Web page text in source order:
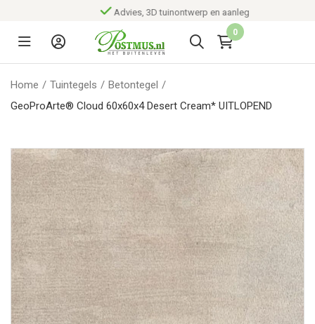
Advies, 3D tuinontwerp en aanleg
0
Home / Tuintegels / Betontegel /
GeoProArte® Cloud 60x60x4 Desert Cream* UITLOPEND